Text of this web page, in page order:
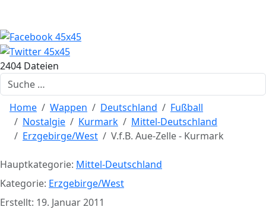
2404 Dateien
Suchen
Home Wappen Deutschland
Fußball
Nostalgie
Kurmark
Mittel-Deutschland
Erzgebirge/West
V.f.B. Aue-Zelle - Kurmark
Hauptkategorie: Mittel-Deutschland
Kategorie: Erzgebirge/West
Erstellt: 19. Januar 2011